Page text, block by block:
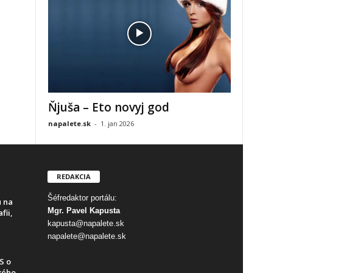
Ňjuša – Eto novyj god
napalete.sk - 1. jan 2026
na
o
REDAKCIA
Šéfredaktor portálu:
Mgr. Pavel Kapusta
kapusta@napalete.sk
napalete@napalete.sk